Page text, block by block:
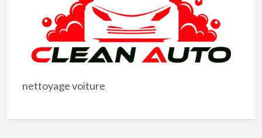
nettoyage voiture